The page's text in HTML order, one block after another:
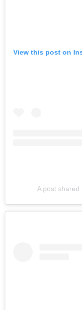
View this post on
A post